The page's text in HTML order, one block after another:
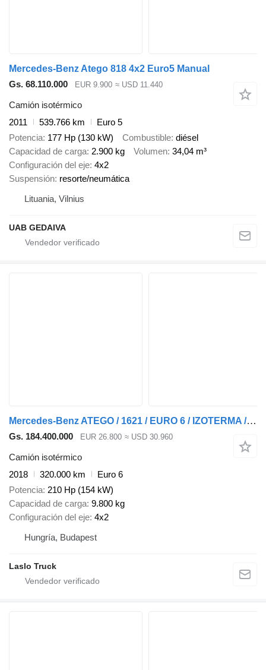
Mercedes-Benz Atego 818 4x2 Euro5 Manual
Gs. 68.110.000
EUR 9.900 ≈ USD 11.440
Camión isotérmico
2011
539.766 km
Euro 5
Potencia 177 Hp (130 kW) Combustible diésel
Capacidad de carga 2.900 kg Volumen 34,04 m³
Configuración del eje 4x2
Suspensión resorte/neumática
Lituania, Vilnius
UAB GEDAIVA
Mercedes-Benz ATEGO / 1621 / EURO 6 / IZOTERMA / ŁAD. 9800 KG
Gs. 184.400.000 EUR 26.800 ≈ USD 30.960
Camión isotérmico
2018
320.000 km
Euro 6
Potencia 210 Hp (154 kW)
Capacidad de carga 9.800 kg
Configuración del eje 4x2
Hungría, Budapest
Laslo Truck